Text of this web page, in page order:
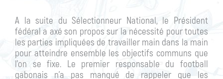
A la suite du Sélectionneur National, le Président
fédéral a axé son propos sur la nécessité pour toutes
les parties impliquées de travailler main dans la main
pour atteindre ensemble les objectifs communs que
l’on se fixe. Le premier responsable du football
gabonais n’a pas manqué de rappeler que les